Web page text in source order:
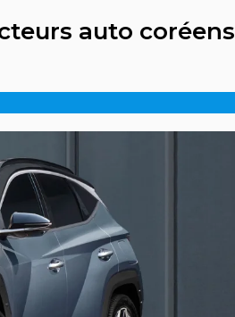
auto coréens